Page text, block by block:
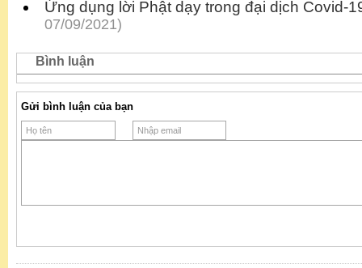
Ứng dụng lời Phật dạy trong đại dịch Covid-
07/09/2021)
Bình luận
Gửi bình luận của bạn